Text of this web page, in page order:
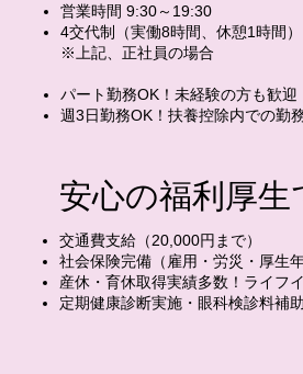
営業時間 9:30～19:30
4交代制（実働8時間、休憩1時間）
​※上記、正社員の場合
パート勤務OK！未経験の方も歓迎
週3日勤務OK！扶養控除内での勤
安心の福利厚
交通費支給（20,000円まで）
社会保険完備（雇用・労災・厚生
産休・育休取得実績多数！ライフ
定期健康診断実施・眼科検診料補